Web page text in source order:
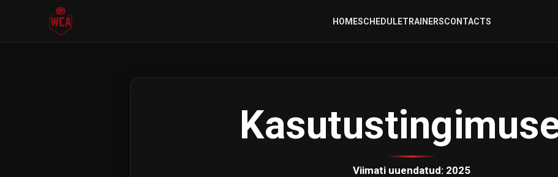
HOMESCHEDULETRAINERSCONTACTS
Viimati uuendatud: 2025